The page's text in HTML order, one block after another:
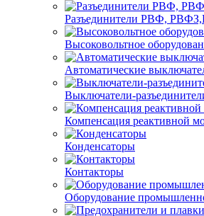
Разъединители РВФ,
Высоковольтное
Автоматические
Выключатели-
Компенсация реактивной
Конденсаторы
Контакторы
Оборудование